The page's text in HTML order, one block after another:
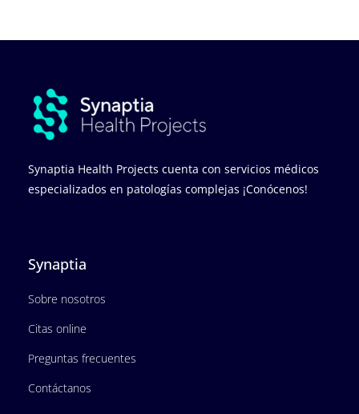
Synaptia Health Projects cuenta con servicios médicos
especializados en patologías complejas ¡Conócenos!
Synaptia
Sobre nosotros
Citas online
Preguntas frecuentes
Contáctanos